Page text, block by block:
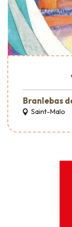
Branlebas
Saint-Malo